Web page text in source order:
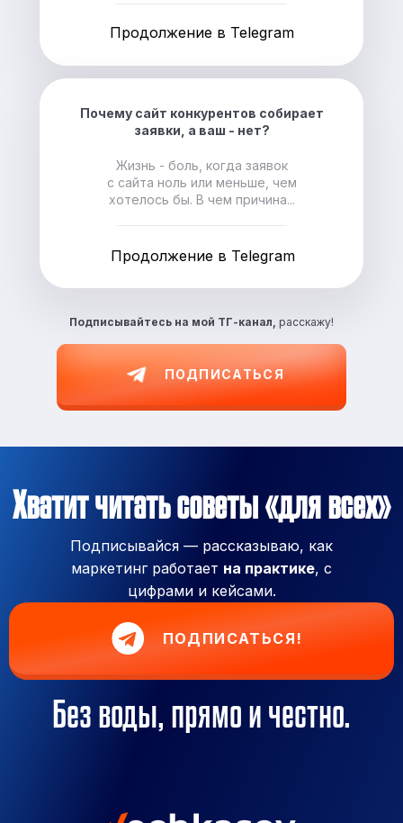
Подписывайтесь на мой ТГ-канал, расскажу!
ПОДПИСАТЬСЯ
Продолжение в Telegram
Почему сайт конкурентов собирает
заявки, а ваш - нет?
Жизнь - боль, когда заявок
с сайта ноль или меньше, чем
хотелось бы. В чем причина...
Продолжение в Telegram
Хватит читать советы «для всех»
Подписывайся — рассказываю, как
маркетинг работает на практике, с
цифрами и кейсами.
ПОДПИСАТЬСЯ!
Без воды, прямо и честно.